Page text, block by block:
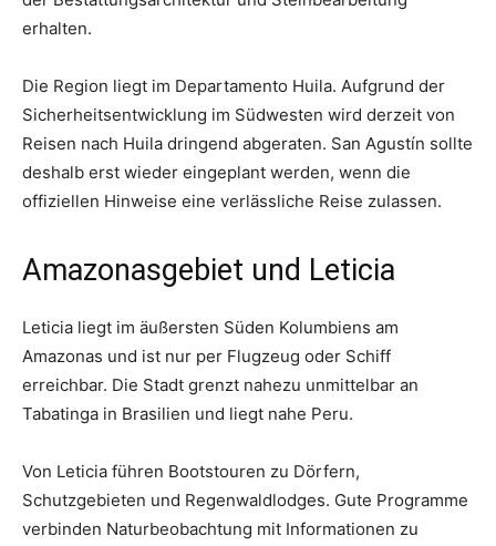
erhalten.
Die Region liegt im Departamento Huila. Aufgrund der
Sicherheitsentwicklung im Südwesten wird derzeit von
Reisen nach Huila dringend abgeraten. San Agustín sollte
deshalb erst wieder eingeplant werden, wenn die
offiziellen Hinweise eine verlässliche Reise zulassen.
Amazonasgebiet und Leticia
Leticia liegt im äußersten Süden Kolumbiens am
Amazonas und ist nur per Flugzeug oder Schiff
erreichbar. Die Stadt grenzt nahezu unmittelbar an
Tabatinga in Brasilien und liegt nahe Peru.
Von Leticia führen Bootstouren zu Dörfern,
Schutzgebieten und Regenwaldlodges. Gute Programme
verbinden Naturbeobachtung mit Informationen zu